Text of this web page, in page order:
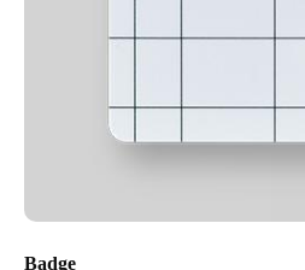
Badge